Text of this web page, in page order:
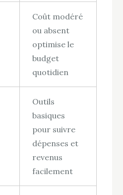
Coût modéré
ou absent
optimise le
budget
quotidien
Outils
basiques
pour suivre
dépenses et
revenus
facilement